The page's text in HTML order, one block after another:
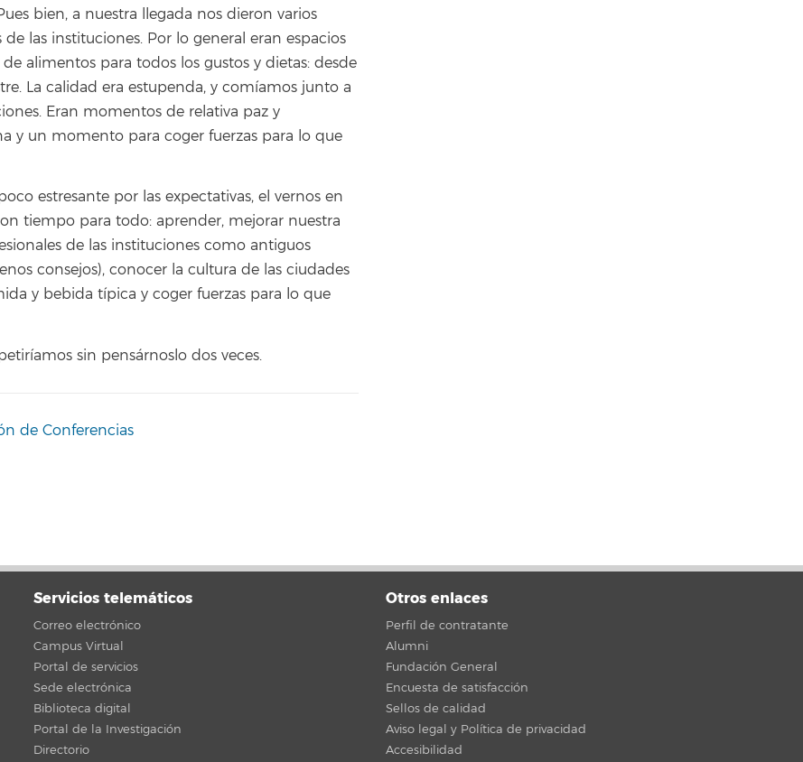
bien, a nuestra llegada nos dieron varios
las instituciones. Por lo general eran espacios
alimentos para todos los gustos y dietas: desde
La calidad era estupenda, y comíamos junto a
Eran momentos de relativa paz y
y un momento para coger fuerzas para lo que
estresante por las expectativas, el vernos en
tiempo para todo: aprender, mejorar nuestra
de las instituciones como antiguos
consejos), conocer la cultura de las ciudades
y bebida típica y coger fuerzas para lo que
sin pensárnoslo dos veces.
de Conferencias
Servicios telemáticos
Correo electrónico
Campus Virtual
Portal de servicios
Sede electrónica
Biblioteca digital
Portal de la Investigación
Directorio
Otros enlaces
Perfil de contratante
Alumni
Fundación General
Encuesta de satisfacción
Sellos de calidad
Aviso legal y Política de privacidad
Accesibilidad